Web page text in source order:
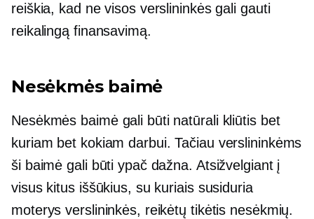
reiškia, kad ne visos verslininkės gali gauti
reikalingą finansavimą.
Nesėkmės baimė
Nesėkmės baimė gali būti natūrali kliūtis bet
kuriam bet kokiam darbui. Tačiau verslininkėms
ši baimė gali būti ypač dažna. Atsižvelgiant į
visus kitus iššūkius, su kuriais susiduria
moterys verslininkės, reikėtų tikėtis nesėkmių.